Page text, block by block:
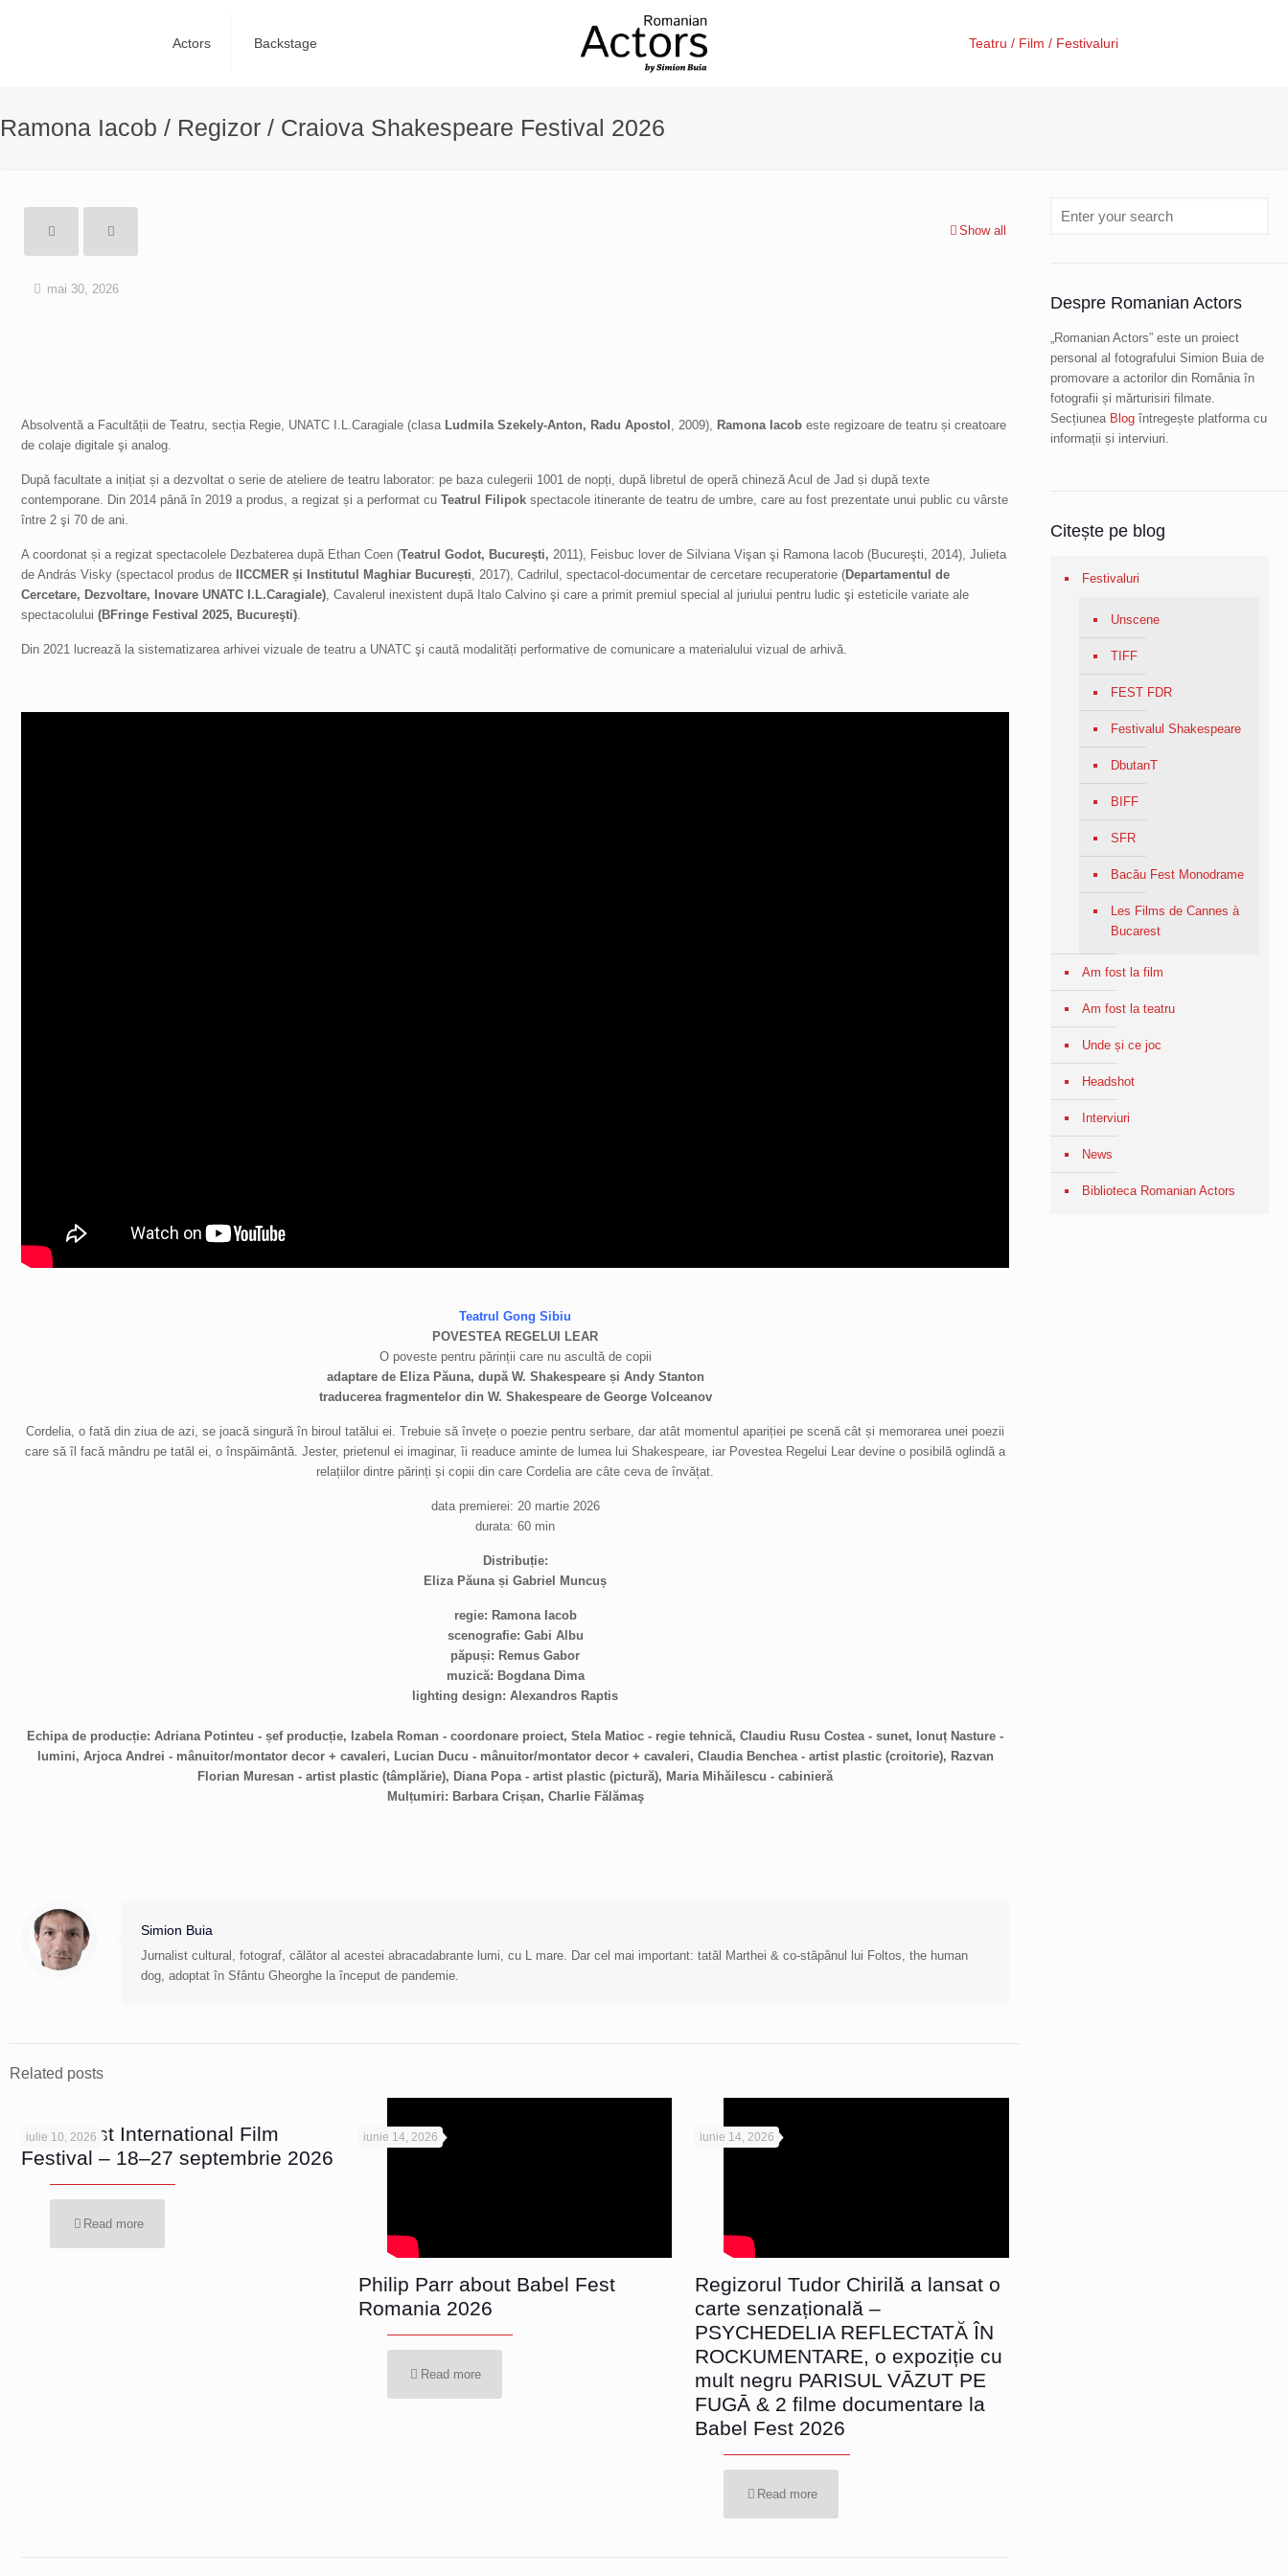
Actors Backstage Teatru / Film / Festivaluri
Ramona Iacob / Regizor / Craiova Shakespeare Festival 2026
Show all
mai 30, 2026
Absolventă a Facultății de Teatru, secția Regie, UNATC I.L.Caragiale (clasa Ludmila Szekely-Anton, Radu Apostol , 2009), Ramona Iacob este regizoare de teatru și creatoare
de colaje digitale şi analog.
După facultate a inițiat și a dezvoltat o serie de ateliere de teatru laborator: pe baza culegerii 1001 de nopți, după libretul de operă chineză Acul de Jad ṣi după texte
contemporane. Din 2014 până în 2019 a produs, a regizat și a performat cu Teatrul Filipok spectacole itinerante de teatru de umbre, care au fost prezentate unui public cu vârste
între 2 şi 70 de ani.
A coordonat și a regizat spectacolele Dezbaterea după Ethan Coen (Teatrul Godot, Bucureşti, 2011), Feisbuc lover de Silviana Vişan şi Ramona Iacob (Bucureşti, 2014), Julieta
de András Visky (spectacol produs de
IICCMER și Institutul Maghiar București, 2017), Cadrilul, spectacol-documentar de cercetare recuperatorie (Departamentul de
Cercetare, Dezvoltare, Inovare UNATC I.L.Caragiale), Cavalerul inexistent după Italo Calvino şi care a primit premiul special al juriului pentru ludic şi esteticile variate ale
spectacolului (BFringe Festival 2025, Bucureşti).
Din 2021 lucrează la sistematizarea arhivei vizuale de teatru a UNATC şi caută modalități performative de comunicare a materialului vizual de arhivă.
Teatrul Gong Sibiu
POVESTEA REGELUI LEAR
O poveste pentru părinții care nu ascultă de copii
adaptare de Eliza Păuna, după W. Shakespeare și Andy Stanton
traducerea fragmentelor din W. Shakespeare de George Volceanov
Cordelia, o fată din ziua de azi, se joacă singură în biroul tatălui ei. Trebuie să învețe o poezie pentru serbare, dar atât momentul apariției pe scenă cât și memorarea unei poezii
care să îl facă mândru pe tatăl ei, o înspăimântă. Jester, prietenul ei imaginar, îi readuce aminte de lumea lui Shakespeare, iar Povestea Regelui Lear devine o posibilă oglindă a
relațiilor dintre părinți și copii din care Cordelia are câte ceva de învățat.
data premierei: 20 martie 2026
durata: 60 min
Distribuție:
Eliza Păuna și Gabriel Muncuș
regie: Ramona Iacob
scenografie: Gabi Albu
păpuși: Remus Gabor
muzică: Bogdana Dima
lighting design: Alexandros Raptis
Echipa de producție: Adriana Potinteu - șef producție, Izabela Roman - coordonare proiect, Stela Matioc - regie tehnică, Claudiu Rusu Costea - sunet, Ionuț Nasture -
lumini, Arjoca Andrei - mânuitor/montator decor + cavaleri, Lucian Ducu - mânuitor/montator decor + cavaleri, Claudia Benchea - artist plastic (croitorie), Razvan
Florian Muresan - artist plastic (tâmplărie), Diana Popa - artist plastic (pictură), Maria Mihăilescu - cabinieră
Mulțumiri: Barbara Crișan, Charlie Fălămaş
Simion Buia
Jurnalist cultural, fotograf, călător al acestei abracadabrante lumi, cu L mare. Dar cel mai important: tatăl Marthei & co-stăpânul lui Foltos, the human
dog, adoptat în Sfântu Gheorghe la început de pandemie.
Related posts
iulie 10, 2026
Bucharest International Film
Festival – 18–27 septembrie 2026
Read more
iunie 14, 2026
Philip Parr about Babel Fest
Romania 2026
Read more
iunie 14, 2026
Regizorul Tudor Chirilă a lansat o
carte senzațională –
PSYCHEDELIA REFLECTATĂ ÎN
ROCKUMENTARE, o expoziție cu
mult negru PARISUL VĀZUT PE
FUGĀ & 2 filme documentare la
Babel Fest 2026
Read more
Despre Romanian Actors
„Romanian Actors” este un proiect
personal al fotografului Simion Buia de
promovare a actorilor din România în
fotografii și mărturisiri filmate.
Secțiunea Blog întregește platforma cu
informații și interviuri.
Citește pe blog
Festivaluri
Unscene
TIFF
FEST FDR
Festivalul Shakespeare
DbutanT
BIFF
SFR
Bacău Fest Monodrame
Les Films de Cannes à
Bucarest
Am fost la film
Am fost la teatru
Unde și ce joc
Headshot
Interviuri
News
Biblioteca Romanian Actors